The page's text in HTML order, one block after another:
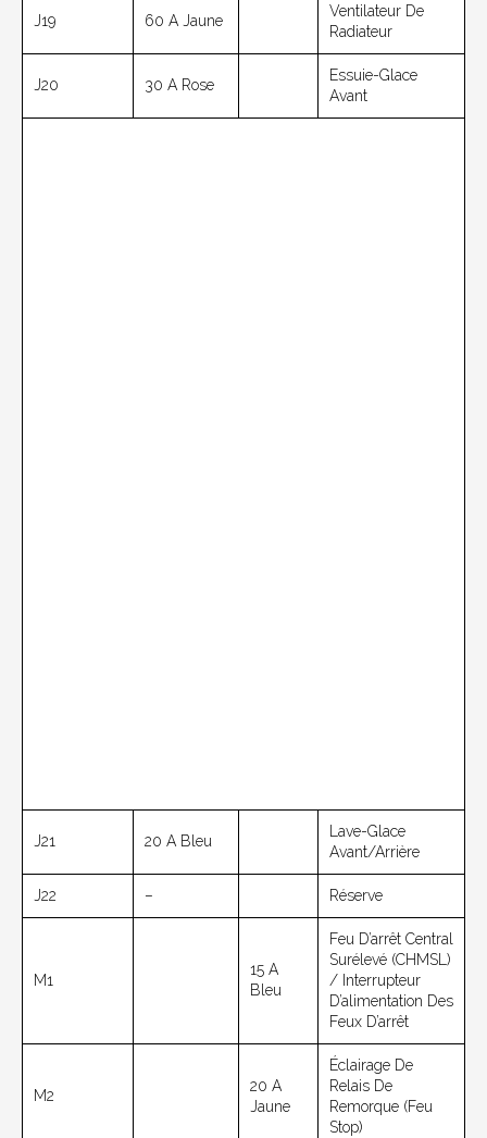
J19 60 A Jaune
Ventilateur De
Radiateur
J20 30 A Rose
Essuie-Glace
Avant
J21 20 A Bleu
Lave-Glace
Avant/arrière
J22 – Réserve
M1
15 A
Bleu
Feu D’arrêt Central
Surélevé (CHMSL)
/ Interrupteur
D’alimentation Des
Feux D’arrêt
M2
20 A
Jaune
Éclairage De
Relais De
Remorque (feu
Stop)